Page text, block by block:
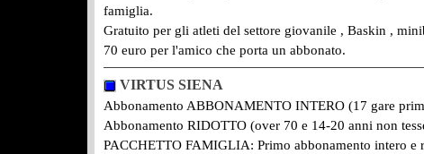
famiglia.
Gratuito per gli atleti del settore giovanile , Baskin ,
70 euro per l'amico che porta un abbonato.
VIRTUS SIENA
Abbonamento ABBONAMENTO INTERO (17 gare
Abbonamento RIDOTTO (over 70 e 14-20 anni non
PACCHETTO FAMIGLIA: Primo abbonamento intero